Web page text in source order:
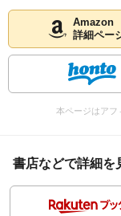
Amazon
詳細ペー
本ページはアフ
書店などで詳細を